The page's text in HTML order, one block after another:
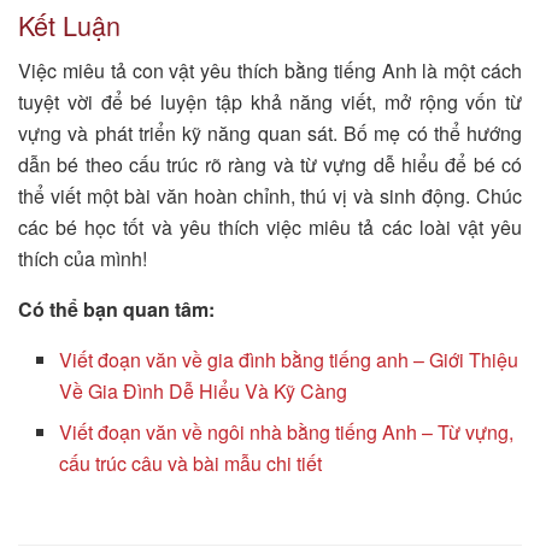
Kết Luận
Việc miêu tả con vật yêu thích bằng tiếng Anh là một cách
tuyệt vời để bé luyện tập khả năng viết, mở rộng vốn từ
vựng và phát triển kỹ năng quan sát. Bố mẹ có thể hướng
dẫn bé theo cấu trúc rõ ràng và từ vựng dễ hiểu để bé có
thể viết một bài văn hoàn chỉnh, thú vị và sinh động. Chúc
các bé học tốt và yêu thích việc miêu tả các loài vật yêu
thích của mình!
Có thể bạn quan tâm:
Viết đoạn văn về gia đình bằng tiếng anh – Giới Thiệu
Về Gia Đình Dễ Hiểu Và Kỹ Càng
Viết đoạn văn về ngôi nhà bằng tiếng Anh – Từ vựng,
cấu trúc câu và bài mẫu chi tiết